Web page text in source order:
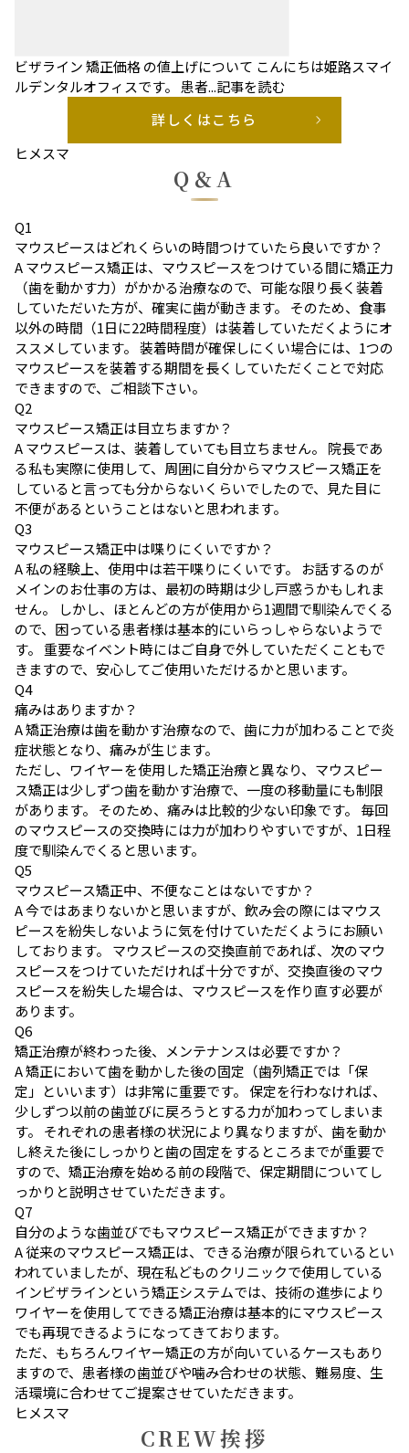
ビザライン 矯正価格 の値上げについて こんにちは姫路スマイ
ルデンタルオフィスです。 患者...記事を読む
詳しくはこちら
ヒメスマ
Q＆A
Q1
マウスピースはどれくらいの時間つけていたら良いですか？
Aマウスピース矯正は、マウスピースをつけている間に矯正力
（歯を動かす力）がかかる治療なので、可能な限り長く装着
していただいた方が、確実に歯が動きます。 そのため、食事
以外の時間（1日に22時間程度）は装着していただくようにオ
ススメしています。 装着時間が確保しにくい場合には、1つの
マウスピースを装着する期間を長くしていただくことで対応
できますので、ご相談下さい。
Q2
マウスピース矯正は目立ちますか？
Aマウスピースは、装着していても目立ちません。 院長であ
る私も実際に使用して、周囲に自分からマウスピース矯正を
していると言っても分からないくらいでしたので、見た目に
不便があるということはないと思われます。
Q3
マウスピース矯正中は喋りにくいですか？
A私の経験上、使用中は若干喋りにくいです。 お話するのが
メインのお仕事の方は、最初の時期は少し戸惑うかもしれま
せん。 しかし、ほとんどの方が使用から1週間で馴染んでくる
ので、困っている患者様は基本的にいらっしゃらないようで
す。 重要なイベント時にはご自身で外していただくこともで
きますので、安心してご使用いただけるかと思います。
Q4
痛みはありますか？
A矯正治療は歯を動かす治療なので、歯に力が加わることで炎
症状態となり、痛みが生じます。
ただし、ワイヤーを使用した矯正治療と異なり、マウスピー
ス矯正は少しずつ歯を動かす治療で、一度の移動量にも制限
があります。 そのため、痛みは比較的少ない印象です。 毎回
のマウスピースの交換時には力が加わりやすいですが、1日程
度で馴染んでくると思います。
Q5
マウスピース矯正中、不便なことはないですか？
A今ではあまりないかと思いますが、飲み会の際にはマウス
ピースを紛失しないように気を付けていただくようにお願い
しております。 マウスピースの交換直前であれば、次のマウ
スピースをつけていただければ十分ですが、交換直後のマウ
スピースを紛失した場合は、マウスピースを作り直す必要が
あります。
Q6
矯正治療が終わった後、メンテナンスは必要ですか？
A矯正において歯を動かした後の固定（歯列矯正では「保
定」といいます）は非常に重要です。 保定を行わなければ、
少しずつ以前の歯並びに戻ろうとする力が加わってしまいま
す。 それぞれの患者様の状況により異なりますが、歯を動か
し終えた後にしっかりと歯の固定をするところまでが重要で
すので、矯正治療を始める前の段階で、保定期間についてし
っかりと説明させていただきます。
Q7
自分のような歯並びでもマウスピース矯正ができますか？
A従来のマウスピース矯正は、できる治療が限られているとい
われていましたが、現在私どものクリニックで使用している
インビザラインという矯正システムでは、技術の進歩により
ワイヤーを使用してできる矯正治療は基本的にマウスピース
でも再現できるようになってきております。
ただ、もちろんワイヤー矯正の方が向いているケースもあり
ますので、患者様の歯並びや噛み合わせの状態、難易度、生
活環境に合わせてご提案させていただきます。
ヒメスマ
CREW挨拶